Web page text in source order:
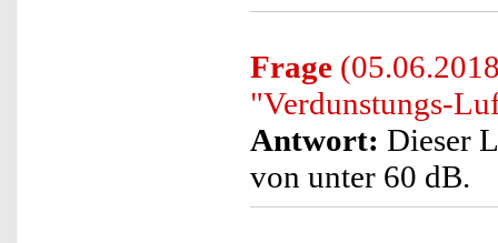
Frage
"Verdunstungs-
Antwort: Dieser
von unter 60 dB.